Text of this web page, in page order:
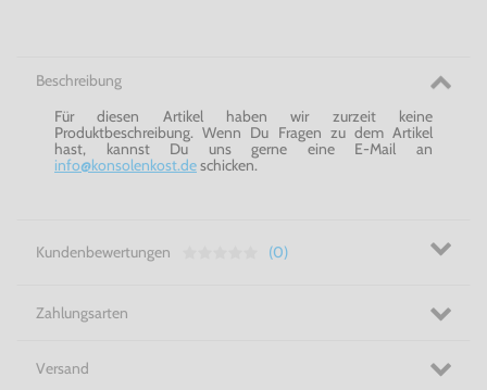
Beschreibung
Für diesen Artikel haben wir zurzeit keine
Produktbeschreibung. Wenn Du Fragen zu dem Artikel
hast, kannst Du uns gerne eine E-Mail an
info@konsolenkost.deschicken.
Kundenbewertungen (0)
Zahlungsarten
Versand